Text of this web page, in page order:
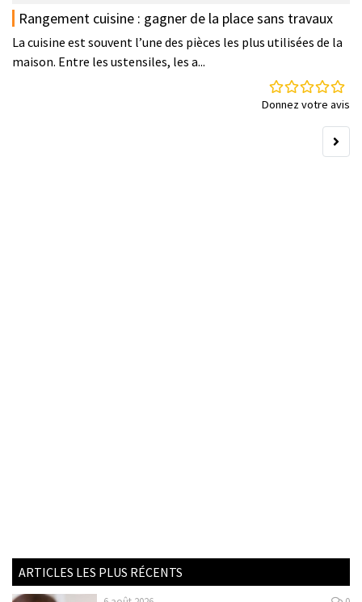
Rangement cuisine : gagner de la place sans travaux
La cuisine est souvent l’une des pièces les plus utilisées de la
maison. Entre les ustensiles, les a...
Donnez votre avis
ARTICLES LES PLUS RÉCENTS